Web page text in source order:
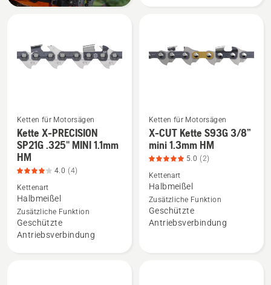
Mehr
Details
zu
Kette
PRECISION
SP21G
.325"
Ketten für Motorsägen
Kette X-PRECISION
SP21G .325" MINI 1.1mm
HM
4.0 (4)
Kettenart
Halbmeißel
Zusätzliche Funktion
Geschützte
Antriebsverbindung
Mehr
Details
CUT
Kette
S93G
Ketten für Motorsägen
X-CUT Kette S93G 3/8”
mini 1.3mm HM
5.0 (2)
Kettenart
Halbmeißel
Zusätzliche Funktion
Geschützte
Antriebsverbindung